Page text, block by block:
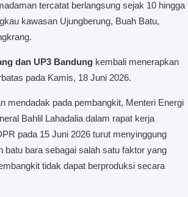
tercatat berlangsung sejak 10 hingga
kawasan Ujungberung, Buah Batu,
dan UP3 Bandung kembali menerapkan
pada Kamis, 18 Juni 2026.
mendadak pada pembangkit, Menteri Energi
Bahlil Lahadalia dalam rapat kerja
pada 15 Juni 2026 turut menyinggung
batu bara sebagai salah satu faktor yang
tidak dapat berproduksi secara